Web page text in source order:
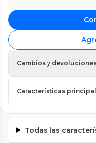
Cambios y devoluciones
Características
Todas las